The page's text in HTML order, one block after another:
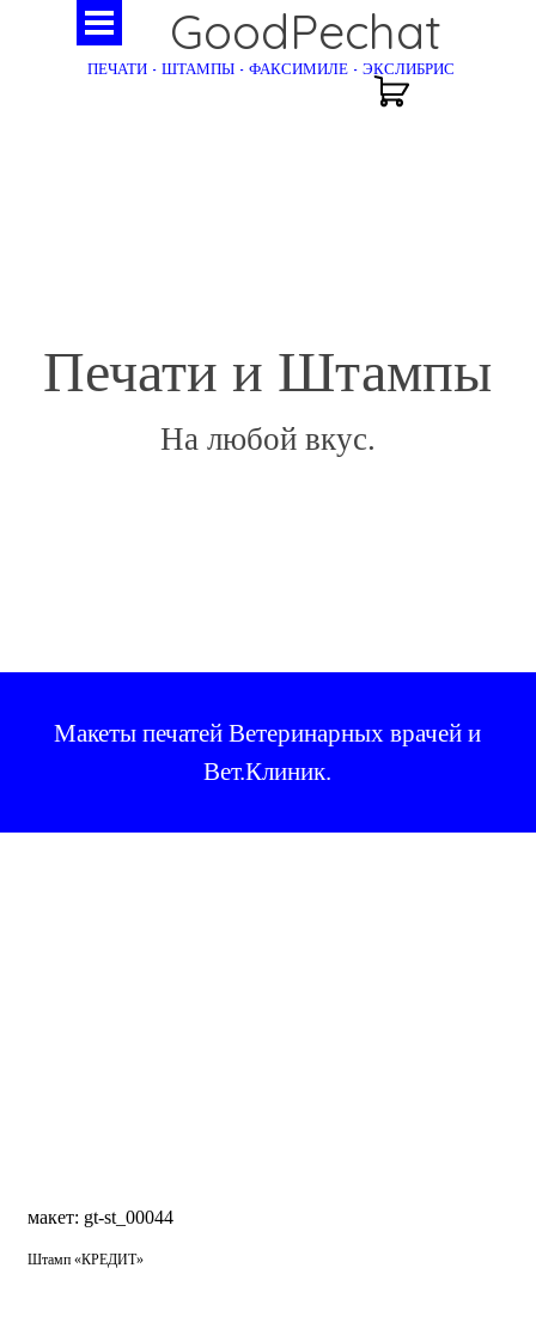
GoodPechat
ПЕЧАТИ - ШТАМПЫ - ФАКСИМИЛЕ - ЭКСЛИБРИС
Печати и Штампы
На любой вкус.
Макеты печатей Ветеринарных врачей и
Вет.Клиник.
макет: gt-st_00044
Штамп «КРЕДИТ»